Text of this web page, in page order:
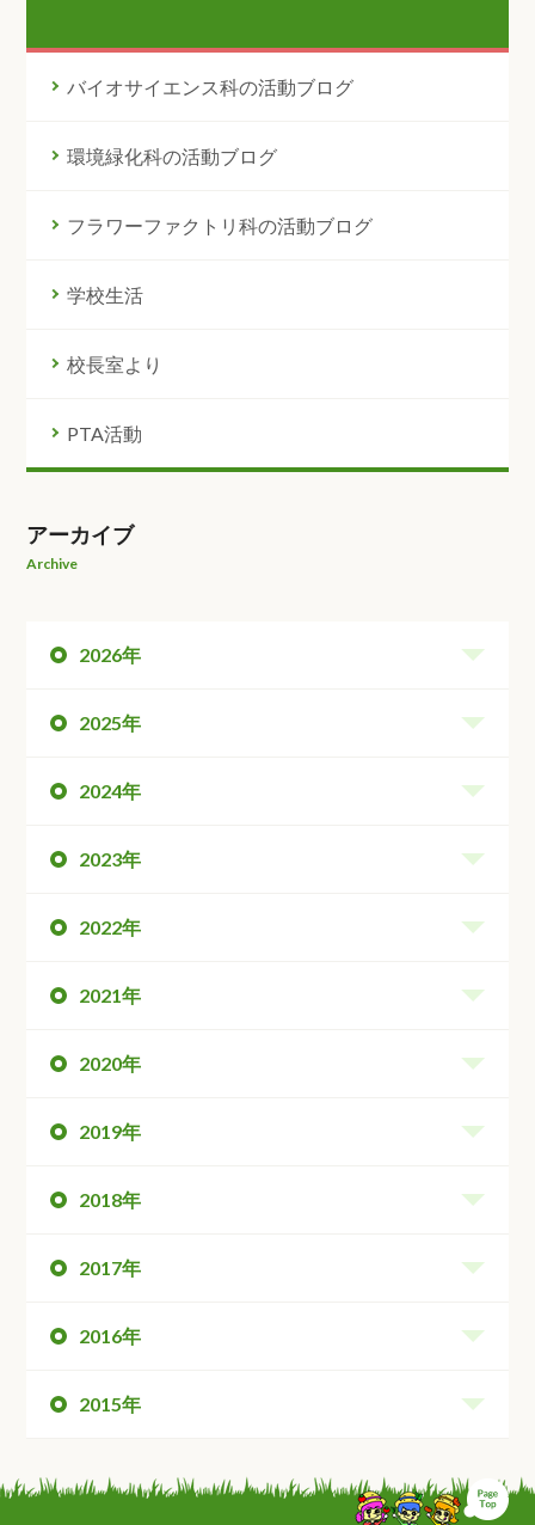
バイオサイエンス科の活動ブログ
環境緑化科の活動ブログ
フラワーファクトリ科の活動ブログ
学校生活
校長室より
PTA活動
アーカイブ
Archive
2026年
2025年
2024年
2023年
2022年
2021年
2020年
2019年
2018年
2017年
2016年
2015年
ペ